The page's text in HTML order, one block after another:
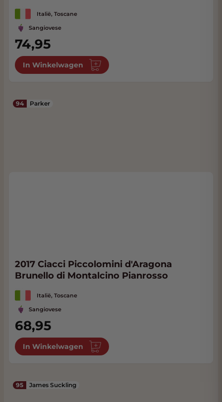
Italië, Toscane
Sangiovese
74,95
In Winkelwagen
94 Parker
2017 Ciacci Piccolomini d'Aragona
Brunello di Montalcino Pianrosso
Italië, Toscane
Sangiovese
68,95
In Winkelwagen
95 James Suckling